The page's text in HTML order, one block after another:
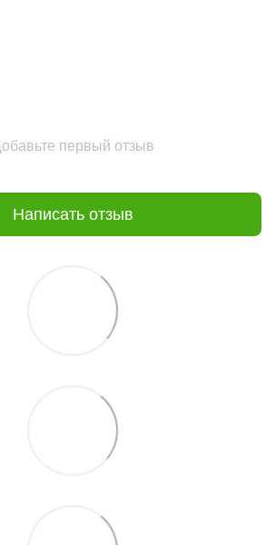
первый отзыв
Написать отзыв